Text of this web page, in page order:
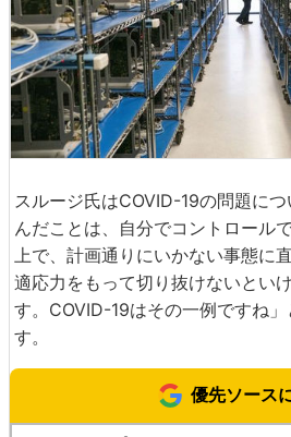
スルージ氏はCOVID-19の問題に
んだことは、自分でコントロール
上で、計画通りにいかない事態に
適応力をもって切り抜けないとい
す。COVID-19はその一例ですね」
す。
優先ソース